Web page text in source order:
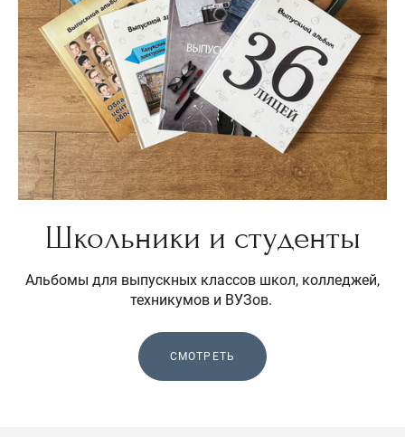
Школьники и студенты
Альбомы для выпускных классов школ, колледжей,
техникумов и ВУЗов.
СМОТРЕТЬ